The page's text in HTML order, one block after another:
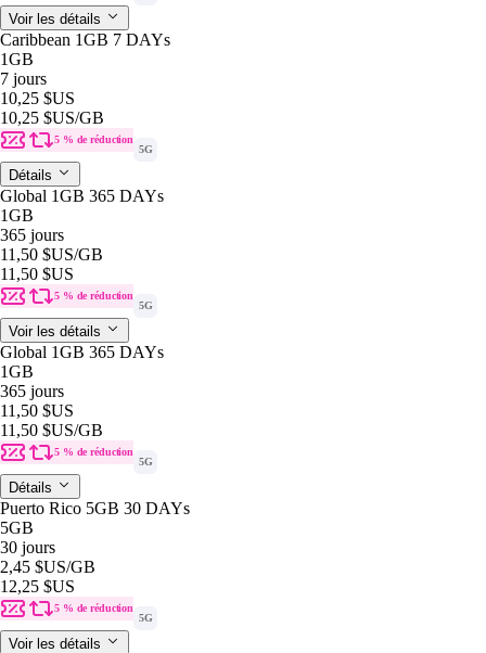
Voir les détails
Caribbean 1GB 7 DAYs
1GB
7 jours
10,25 $US
10,25 $US/GB
5 % de réduction
5G
Détails
Global 1GB 365 DAYs
1GB
365 jours
11,50 $US/GB
11,50 $US
5 % de réduction
5G
Voir les détails
Global 1GB 365 DAYs
1GB
365 jours
11,50 $US
11,50 $US/GB
5 % de réduction
5G
Détails
Puerto Rico 5GB 30 DAYs
5GB
30 jours
2,45 $US/GB
12,25 $US
5 % de réduction
5G
Voir les détails